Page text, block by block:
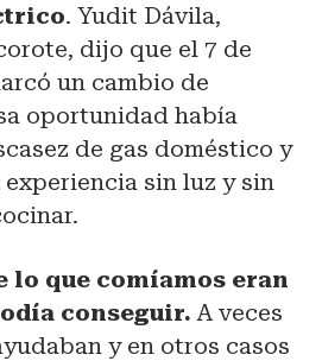
. Yudit Dávila,
dijo que el 7 de
un cambio de
oportunidad había
de gas doméstico y
sin luz y sin
lo que comíamos eran
conseguir. A veces
y en otros casos